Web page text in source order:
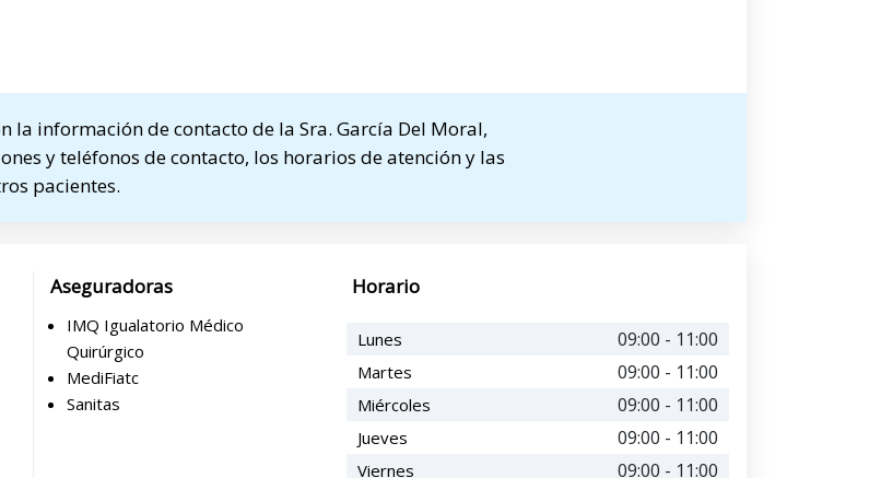
la información de contacto de la Sra. García Del Moral,
y teléfonos de contacto, los horarios de atención y las
pacientes.
Aseguradoras
IMQ Igualatorio Médico
Quirúrgico
MediFiatc
Sanitas
Horario
Lunes 09:00 - 11:00
Martes 09:00 - 11:00
Miércoles 09:00 - 11:00
Jueves 09:00 - 11:00
Viernes 09:00 - 11:00